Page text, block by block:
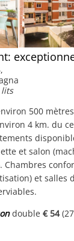
500
4 km. du
et salon
Chambres
et salles
double€ 54